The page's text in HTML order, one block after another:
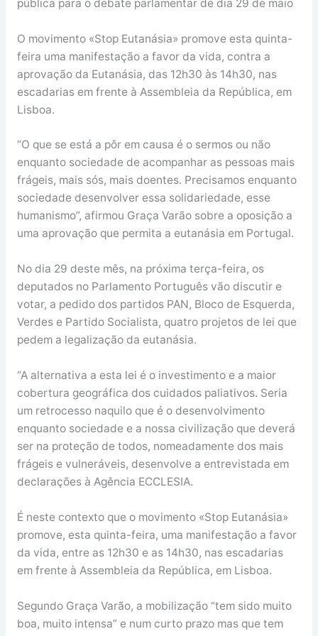
pública para o debate parlamentar de dia 29 de maio
O movimento «Stop Eutanásia» promove esta quinta-
feira uma manifestação a favor da vida, contra a
aprovação da Eutanásia, das 12h30 às 14h30, nas
escadarias em frente à Assembleia da República, em
Lisboa.
“O que se está a pôr em causa é o sermos ou não
enquanto sociedade de acompanhar as pessoas mais
frágeis, mais sós, mais doentes. Precisamos enquanto
sociedade desenvolver essa solidariedade, esse
humanismo”, afirmou Graça Varão sobre a oposição a
uma aprovação que permita a eutanásia em Portugal.
No dia 29 deste mês, na próxima terça-feira, os
deputados no Parlamento Português vão discutir e
votar, a pedido dos partidos PAN, Bloco de Esquerda,
Verdes e Partido Socialista, quatro projetos de lei que
pedem a legalização da eutanásia.
“A alternativa a esta lei é o investimento e a maior
cobertura geográfica dos cuidados paliativos. Seria
um retrocesso naquilo que é o desenvolvimento
enquanto sociedade e a nossa civilização que deverá
ser na proteção de todos, nomeadamente dos mais
frágeis e vulneráveis, desenvolve a entrevistada em
declarações à Agência ECCLESIA.
É neste contexto que o movimento «Stop Eutanásia»
promove, esta quinta-feira, uma manifestação a favor
da vida, entre as 12h30 e as 14h30, nas escadarias
em frente à Assembleia da República, em Lisboa.
Segundo Graça Varão, a mobilização “tem sido muito
boa, muito intensa” e num curto prazo mas que tem